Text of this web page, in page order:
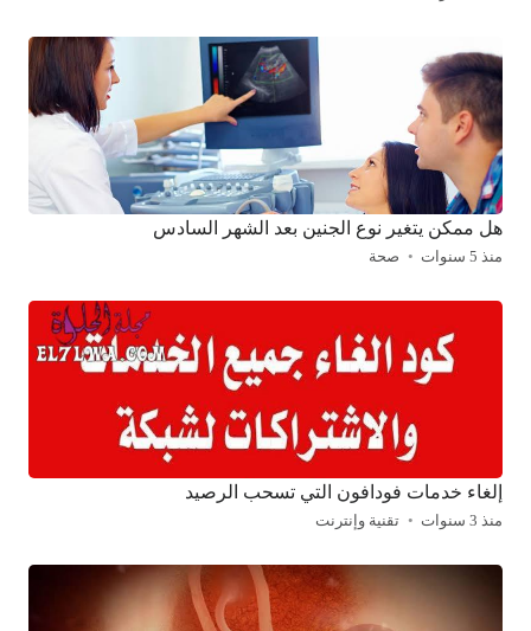
هل ممكن يتغير نوع الجنين بعد الشهر السادس
منذ 5 سنوات صحة
إلغاء خدمات فودافون التي تسحب الرصيد
منذ 3 سنوات تقنية وإنترنت